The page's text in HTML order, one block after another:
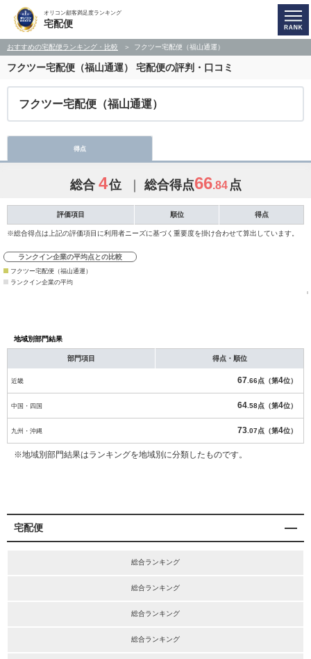
オリコン顧客満足度ランキング
宅配便
おすすめの宅配便ランキング・比較 フクツー宅配便（福山通運）
フクツー宅配便（福山通運） 宅配便の評判・口コミ
フクツー宅配便（福山通運）
得点
総合 4位 総合得点66.84 点
評価項目 順位 得点
※総合得点は上記の評価項目に利用者ニーズに基づく重要度を掛け合わせて算出しています。
ランクイン企業の平均点との比較
フクツー宅配便（福山通運）
ランクイン企業の平均
地域別部門結果
部門項目 得点・順位
近畿 67 .66点（第4位）
中国・四国 64 .58点（第4位）
九州・沖縄 73 .07点（第4位）
※地域別部門結果はランキングを地域別に分類したものです。
宅配便
総合ランキング
総合ランキング
総合ランキング
総合ランキング